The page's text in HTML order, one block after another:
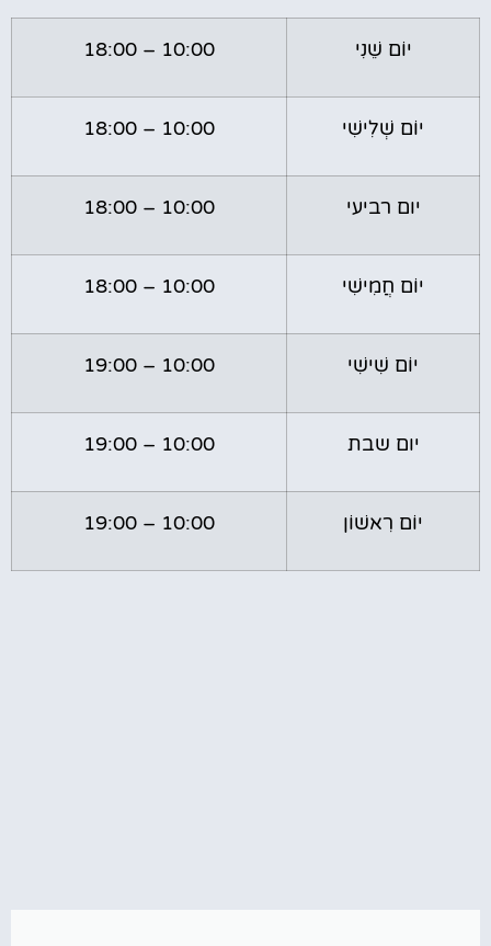
יוֹם שֵׁנִי 10:00 – 18:00
יוֹם שְׁלִישִׁי 10:00 – 18:00
יום רביעי 10:00 – 18:00
יוֹם חֲמִישִׁי 10:00 – 18:00
יוֹם שִׁישִׁי 10:00 – 19:00
יום שבת 10:00 – 19:00
יוֹם רִאשׁוֹן 10:00 – 19:00